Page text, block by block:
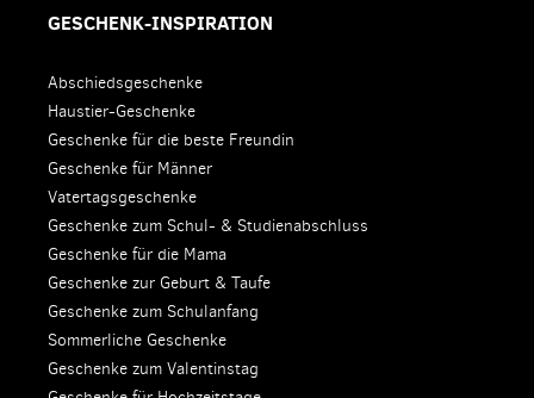
GESCHENK-INSPIRATION
Abschiedsgeschenke
Haustier-Geschenke
Geschenke für die beste Freundin
Geschenke für Männer
Vatertagsgeschenke
Geschenke zum Schul- & Studienabschluss
Geschenke für die Mama
Geschenke zur Geburt & Taufe
Geschenke zum Schulanfang
Sommerliche Geschenke
Geschenke zum Valentinstag